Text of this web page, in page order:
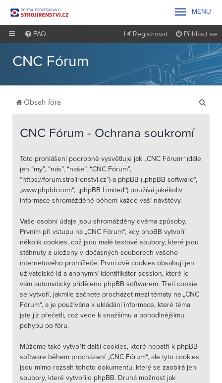
 MENU
FAQ Přihlásit se
Registrovat
CNC Fórum
Obsah fóra
l
CNC Fórum - Ochrana soukromí
Toto prohlášení podrobně vysvětluje jak „CNC Fórum“ (dále
jen “my”, “nás”, “naše”, “CNC Fórum”,
“https://forum.strojirenstvi.cz”) a phpBB („phpBB software“,
„www.phpbb.com“, „phpBB Limited“) používá jakékoliv
informace shromážděné během každé vaší návštěvy.
Vaše osobní údaje jsou shromážděny dvěma způsoby.
Prvním při vstupu na „CNC Fórum“, kdy phpBB vytvoří
několik cookies, což jsou malé textové soubory, které jsou
stáhnuty a uloženy v dočasných souborech vašeho
internetového prohlížeče. První dvě cookies obsahují jen
uživatelské-id a anonymní identifikátor session, které je
vám automaticky přiděleno phpBB softwarem. Třetí cookie
se vytvoří, jakmile začnete procházet mezi tématy na „CNC
Fórum“, a je používána k ukládání informace, které téma
jste již přečetli, což vede k snažšímu a pohodlnějšímu
pohybu po fóru.
Můžeme také vytvořit další cookies, které nepatří k phpBB
software během procházení „CNC Fórum“, ale tyto cookies
jsou mimo rozsah tohoto dokumentu, který se zaobírá jen
soubory, které vytvořilo phpBB. Druhá možnost jak